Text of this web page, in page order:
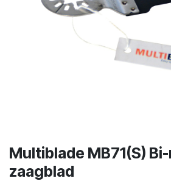
Multiblade MB71(S)
zaagblad